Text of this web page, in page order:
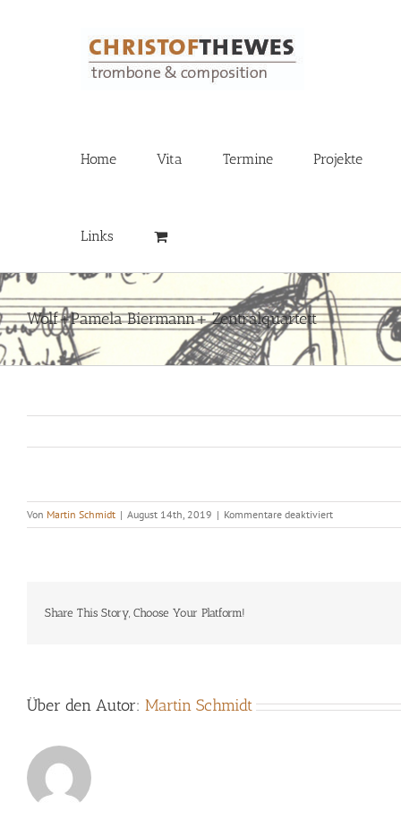
Home Vita Termine Projekte
Links
Wolf+Pamela Biermann+ Zentralquartett
Von Martin Schmidt | August 14th, 2019 | Kommentare deaktiviertfür
Wolf+Pamela
Share This Story, Choose Your Platform!
Über den Autor: Martin Schmidt